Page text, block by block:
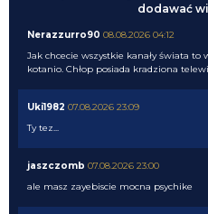
dodawać
Nerazzurro90 08.08.2026 04:12
Jak chcecie wszystkie kanały świata to
kotanio. Chłop posiada kradziona
Uki1982 07.08.2026 23:09
Ty tez...
jaszczomb 07.08.2026 23:00
ale masz zayebiscie mocna psychike